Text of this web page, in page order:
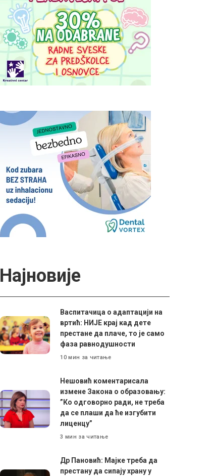
Најновије
Васпитачица о адаптацији на
вртић: НИЈЕ крај кад дете
престане да плаче, то је само
фаза равнодушности
10 мин за читање
Нешовић коментарисала
измене Закона о образовању:
”Ко одговорно ради, не треба
да се плаши да ће изгубити
лиценцу”
3 мин за читање
Др Пановић: Мајке треба да
престану да сипају храну у